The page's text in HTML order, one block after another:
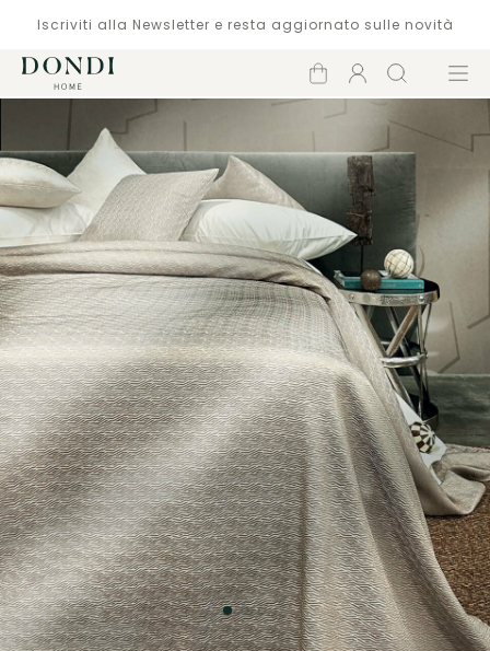
Iscriviti alla Newsletter e resta aggiornato sulle novità
Carrello
Account
Cerca Menù